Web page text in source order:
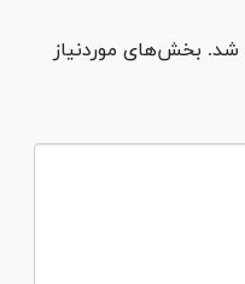
شد. بخش‌های موردنیاز